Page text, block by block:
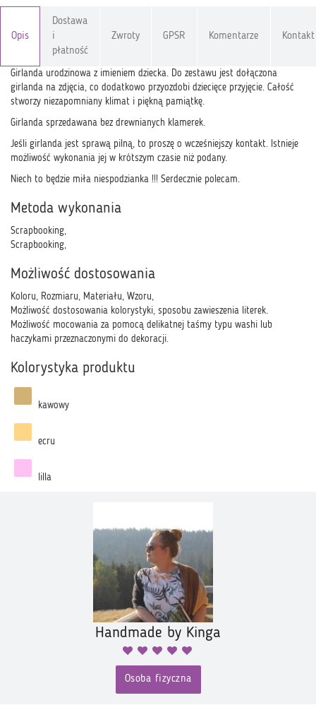
Opis
Dostawa
i
płatność
Zwroty GPSR Komentarze Kontakt
Girlanda urodzinowa z imieniem dziecka. Do zestawu jest dołączona
girlanda na zdjęcia, co dodatkowo przyozdobi dziecięce przyjęcie. Całość
stworzy niezapomniany klimat i piękną pamiątkę.
Girlanda sprzedawana bez drewnianych klamerek.
Jeśli girlanda jest sprawą pilną, to proszę o wcześniejszy kontakt. Istnieje
możliwość wykonania jej w krótszym czasie niż podany.
Niech to będzie miła niespodzianka !!! Serdecznie polecam.
Metoda wykonania
Scrapbooking,
Scrapbooking,
Możliwość dostosowania
Koloru, Rozmiaru, Materiału, Wzoru,
Możliwość dostosowania kolorystyki, sposobu zawieszenia literek.
Możliwość mocowania za pomocą delikatnej taśmy typu washi lub
haczykami przeznaczonymi do dekoracji.
Kolorystyka produktu
kawowy
ecru
lilla
Handmade by Kinga
Osoba fizyczna